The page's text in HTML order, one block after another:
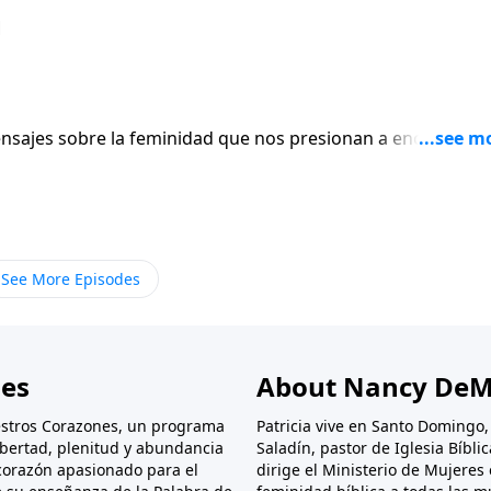
sobre la feminidad que nos presionan a encajar en
del evangelio. ¿Será posible que el mundo tenga una
Wolgemuth.
See More Episodes
Corazones, un programa
plenitud y abundancia
apasionado para el
About Nancy
Patricia vive en Santo
Saladín, pastor de Iglesia
dirige el Ministerio de Mujeres